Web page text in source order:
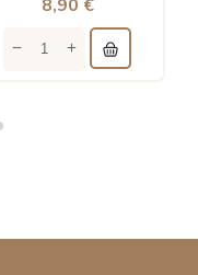
8,90 €